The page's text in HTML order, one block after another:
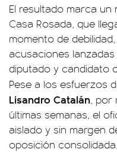
El resultado marca
Casa Rosada, que
momento de
acusaciones
diputado y candidato
Pese a los esfuerzos
Lisandro Catalán, por
últimas semanas, el
aislado y sin margen
oposición consolidada.